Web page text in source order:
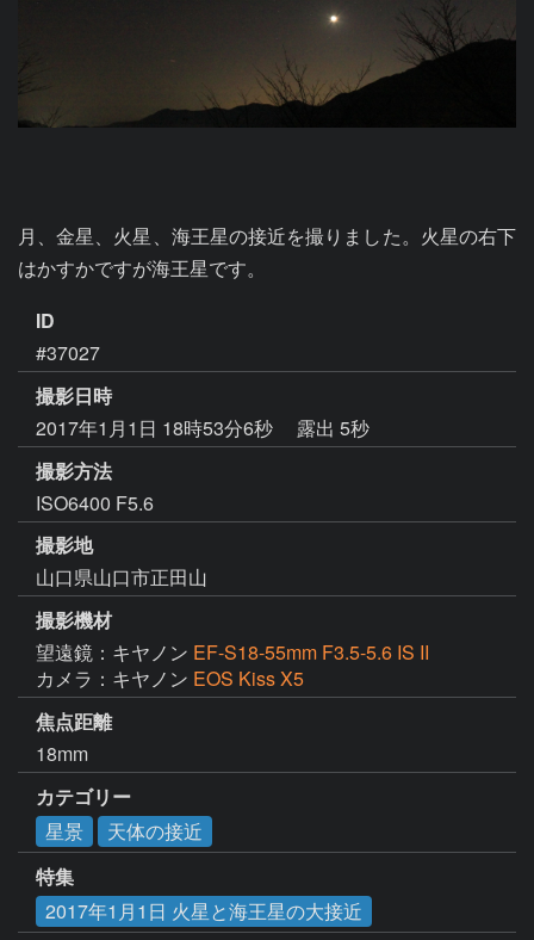
月、金星、火星、海王星の接近を撮りました。火星の右下
はかすかですが海王星です。
ID
#37027
撮影日時
2017年1月1日 18時53分6秒
露出 5秒
撮影方法
ISO6400 F5.6
撮影地
山口県山口市正田山
撮影機材
望遠鏡：キヤノン EF-S18-55mm F3.5-5.6 IS II
カメラ：キヤノン EOS Kiss X5
焦点距離
18mm
カテゴリー
星景
天体の接近
特集
2017年1月1日 火星と海王星の大接近